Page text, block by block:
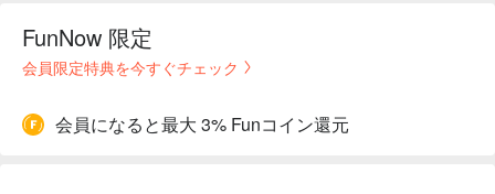
FunNow 限定
会員限定特典を今すぐチェック
会員になると最大 3% Funコイン還元